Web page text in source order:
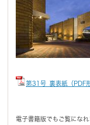
第31号_裏表紙（PDF
電子書籍版でもご覧になれ